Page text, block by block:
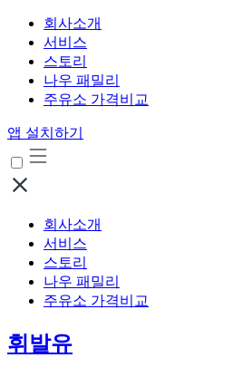
회사소개
서비스
스토리
나우 패밀리
주유소 가격비교
앱 설치하기
회사소개
서비스
스토리
나우 패밀리
주유소 가격비교
휘발유